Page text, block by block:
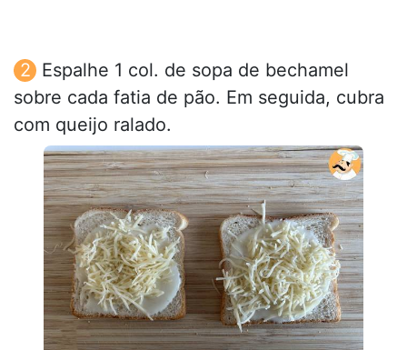
Espalhe 1 col. de sopa de bechamel
sobre cada fatia de pão. Em seguida, cubra
com queijo ralado.